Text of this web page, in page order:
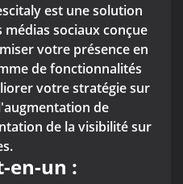
est une solution
sociaux conçue
votre présence en
de fonctionnalités
votre stratégie sur
de
de la visibilité sur
en-un :